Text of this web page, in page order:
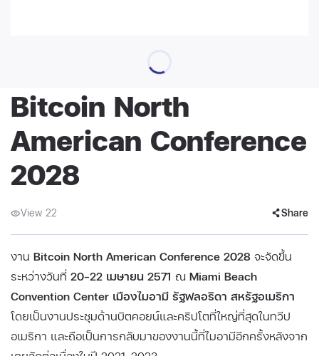
Bitcoin North
American Conference
2028
View 22 Share
งาน Bitcoin North American Conference 2028 จะจัดขึ้น
ระหว่างวันที่ 20–22 เมษายน 2571 ณ Miami Beach
Convention Center เมืองไมอามี รัฐฟลอริดา สหรัฐอเมริกา
โดยเป็นงานประชุมด้านบิตคอยน์และคริปโตที่ใหญ่ที่สุดในทวีป
อเมริกา และถือเป็นการกลับมาของงานนี้ที่ไมอามีอีกครั้งหลังจาก